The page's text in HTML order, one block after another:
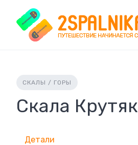
content
СКАЛЫ / ГОРЫ
Скала Крутяк
Детали